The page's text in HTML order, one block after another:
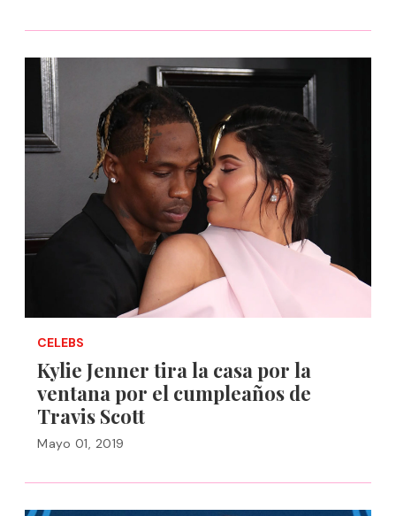
CELEBS
Kylie Jenner tira la casa por la
ventana por el cumpleaños de
Travis Scott
Mayo 01, 2019